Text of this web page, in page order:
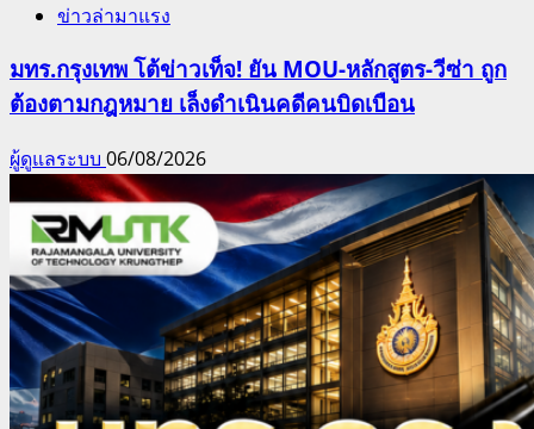
ข่าวล่ามาแรง
มทร.กรุงเทพ โต้ข่าวเท็จ! ยัน MOU-หลักสูตร-วีซ่า ถูก
ต้องตามกฎหมาย เล็งดำเนินคดีคนบิดเบือน
ผู้ดูแลระบบ 06/08/2026